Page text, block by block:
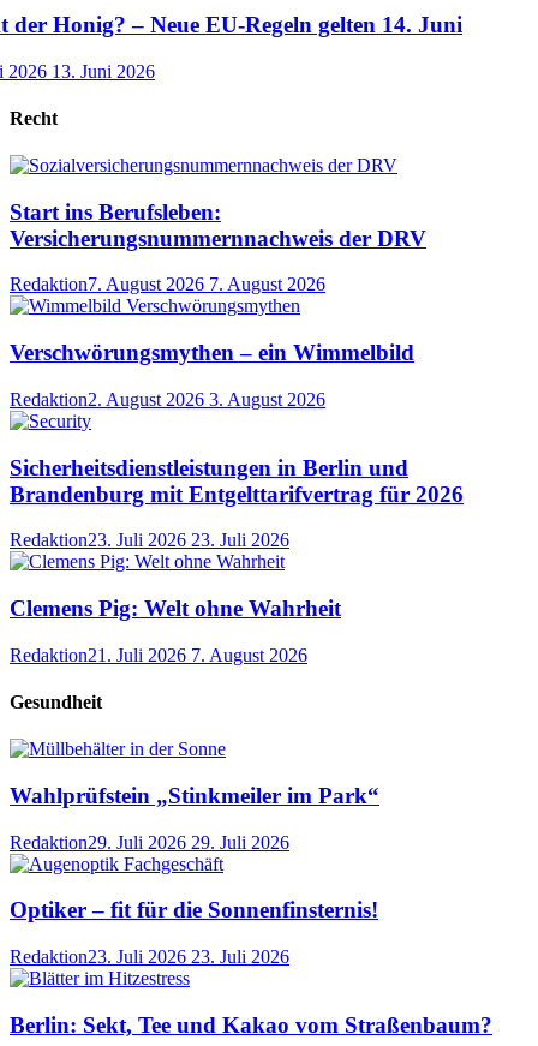
der Honig? – Neue EU-Regeln gelten 14. Juni
2026 13. Juni 2026
Recht
Start ins Berufsleben:
Versicherungsnummernnachweis der DRV
Redaktion7. August 2026 7. August 2026
Verschwörungsmythen – ein Wimmelbild
Redaktion2. August 2026 3. August 2026
Sicherheitsdienstleistungen in Berlin und
Brandenburg mit Entgelttarifvertrag für 2026
Redaktion23. Juli 2026 23. Juli 2026
Clemens Pig: Welt ohne Wahrheit
Redaktion21. Juli 2026 7. August 2026
Gesundheit
Wahlprüfstein „Stinkmeiler im Park“
Redaktion29. Juli 2026 29. Juli 2026
Optiker – fit für die Sonnenfinsternis!
Redaktion23. Juli 2026 23. Juli 2026
Berlin: Sekt, Tee und Kakao vom Straßenbaum?